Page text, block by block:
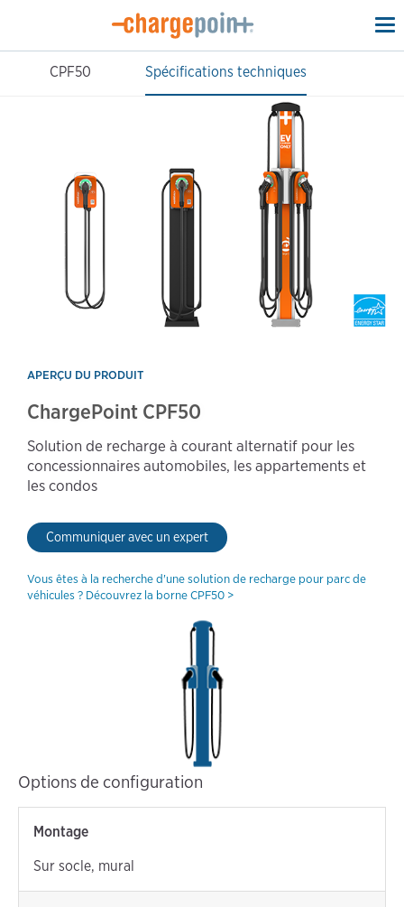
CPF50
Spécifications techniques
APERÇU DU PRODUIT
ChargePoint CPF50
Solution de recharge à courant alternatif pour les
concessionnaires automobiles, les appartements et
les condos
Vous êtes à la recherche d'une solution de recharge pour parc de
véhicules ? Découvrez la borne CPF50 >
Communiquer avec un expert
Options de configuration
Montage
Sur socle, mural